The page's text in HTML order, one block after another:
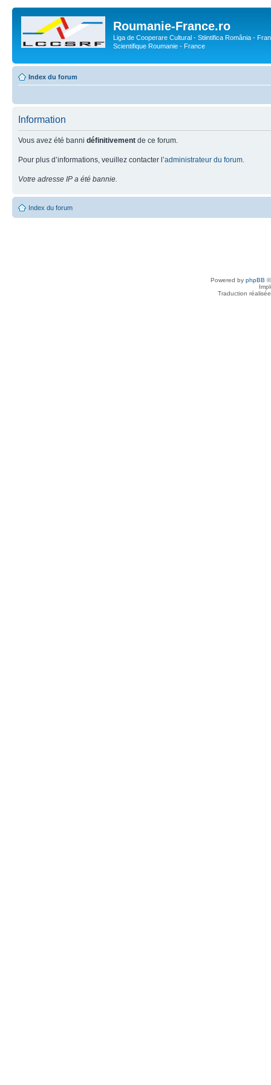
Roumanie-France.ro
Liga de Cooperare Cultural - Stiintifica România -
Scientifique Roumanie - France
Index du forum
Information
Vous avez été banni définitivement de ce forum.
Pour plus d’informations, veuillez contacter l’administrateur du forum
Votre adresse IP a été bannie.
Index du forum
Powered by phpBB
Traduction